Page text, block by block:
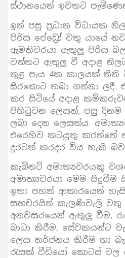
ස්ථානයෙන් ඉවතට
ඉන් පසු ප්‍රධාන විධායක
පිරිස පේඩ්‍රෝ වතු යායේ
ඇමතිවරයා ඇතුලු පිරිස
වත්තට ඇතුලු වී අදාළ
තුළ පැය 4ක කාලයක් නීති
සිරකොට තබා ගන්නා ලදී.
කර සිටියේ අදාළ
පිහිටුවන ලෙසත්, පසු දිනම
ලබා දෙන ලෙසත්ය.
එරෙහිව කටයුතු කරන්නේ
දුරටත් කරදර විය හැකි
කැබිනට් අමාත්‍යවරයකු
අමාත්‍යවරයා මෙම සිදුවීම
ඉතා පහත් ආකාරයෙන්
සහචරයින් කැලණිවැලි වතු
අනවසරයෙන් ඇතුලු වීම,
බාධා කිරීම, සේවකයන්ට
ලෙස තර්ජනය කිරීම හා
රැසක් වීඩියෝ කොටස් වල